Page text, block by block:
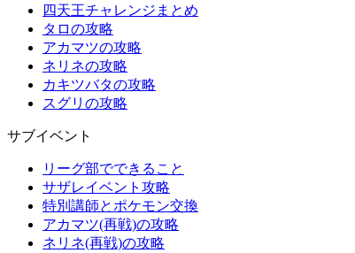
四天王チャレンジまとめ
タロの攻略
アカマツの攻略
ネリネの攻略
カキツバタの攻略
スグリの攻略
サブイベント
リーグ部でできること
サザレイベント攻略
特別講師とポケモン交換
アカマツ(再戦)の攻略
ネリネ(再戦)の攻略